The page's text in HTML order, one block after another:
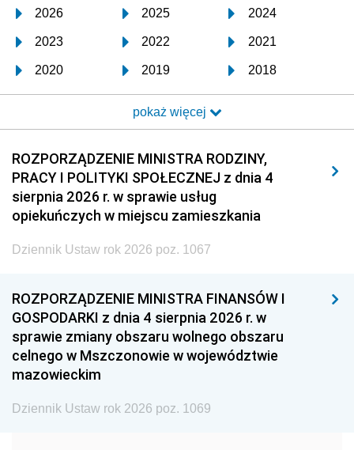
2026 2025 2024
2023 2022 2021
2020 2019 2018
2017 2016 2015
2014 2013 2012
2011 2010 2009
2008 2007 2006
2005 2004 2003
1996 1995 1994
1993 1992 1991
1990 1989 1988
1987
1984 1983
pokaż więcej
ROZPORZĄDZENIE MINISTRA RODZINY,
PRACY I POLITYKI SPOŁECZNEJ z dnia 4
sierpnia 2026 r. w sprawie usług
opiekuńczych w miejscu zamieszkania
Dziennik Ustaw rok 2026 poz. 1067
ROZPORZĄDZENIE MINISTRA FINANSÓW I
GOSPODARKI z dnia 4 sierpnia 2026 r. w
sprawie zmiany obszaru wolnego obszaru
celnego w Mszczonowie w województwie
mazowieckim
Dziennik Ustaw rok 2026 poz. 1069